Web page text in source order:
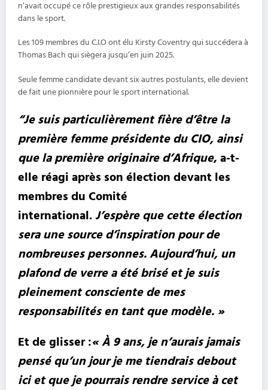
n’avait occupé ce rôle prestigieux aux grandes responsabilités
dans le sport.
Les 109 membres du C.I.O ont élu Kirsty Coventry qui succédera à
Thomas Bach qui siègera jusqu’en juin 2025.
Seule femme candidate devant six autres postulants, elle devient
de fait une pionnière pour le sport international.
“Je suis particulièrement fière d’être la
première femme présidente du CIO, ainsi
que la première originaire d’Afrique, a-t-
elle réagi après son élection devant les
membres du Comité
international.J’espère que cette élection
sera une source d’inspiration pour de
nombreuses personnes. Aujourd’hui, un
plafond de verre a été brisé et je suis
pleinement consciente de mes
responsabilités en tant que modèle. »
Et de glisser :« À 9 ans, je n’aurais jamais
pensé qu’un jour je me tiendrais debout
ici et que je pourrais rendre service à cet